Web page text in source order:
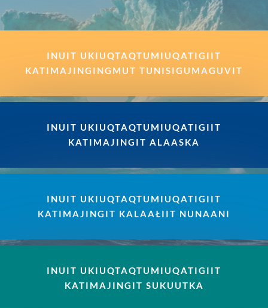
INUIT UKIUQTAQTUMIUQATIGIIT
KATIMAJINGINGMUT TUNISIGUMAGUVIT
INUIT UKIUQTAQTUMIUQATIGIIT
KATIMAJINGIT ALAASKA
INUIT UKIUQTAQTUMIUQATIGIIT
KATIMAJINGIT KALAAŁIIT NUNAANI
INUIT UKIUQTAQTUMIUQATIGIIT
KATIMAJINGIT SUKUUTKA